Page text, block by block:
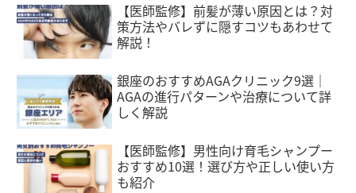
【医師監修】前髪が薄い原因とは？対
策方法やバレずに隠すコツもあわせて
解説！
銀座のおすすめAGAクリニック9選｜
AGAの進行パターンや治療について詳
しく解説
【医師監修】男性向け育毛シャンプー
おすすめ10選！選び方や正しい使い方
も紹介